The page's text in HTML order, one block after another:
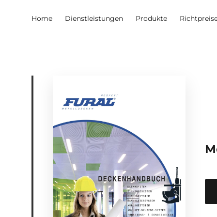
Home Dienstleistungen Produkte